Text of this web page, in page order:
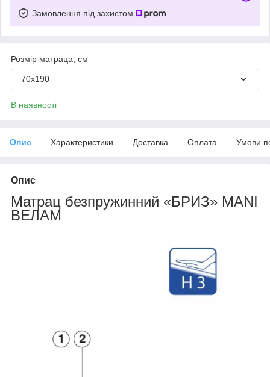
Замовлення під захистом
Розмір матраца, см
70х190
В наявності
Опис Характеристики Доставка Оплата Умови
Опис
Матрац безпружинний «БРИЗ» MANI
ВЕЛАМ